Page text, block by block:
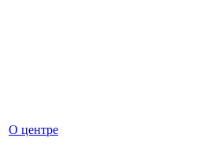
О центре